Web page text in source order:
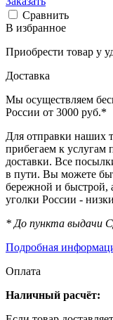
Сравнить
В избранное
Приобрести товар у
Доставка
Мы осуществляем
России от 3000 руб.*
Для отправки наших
прибегаем к
доставки. Все
в пути. Вы можете
бережной и быстрой,
уголки России -
* До пункта выдачи
Подробная
Оплата
Наличный расчёт: